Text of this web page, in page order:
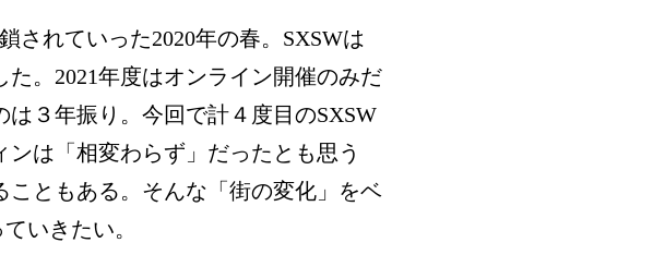
されていった2020年の春。SXSWは
。2021年度はオンライン開催のみだ
３年振り。今回で計４度目のSXSW
は「相変わらず」だったとも思う
ともある。そんな「街の変化」をベ
いきたい。